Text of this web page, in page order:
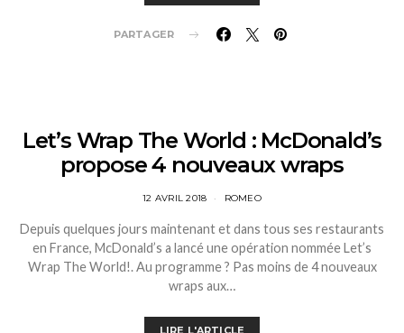
PARTAGER
Let’s Wrap The World : McDonald’s
propose 4 nouveaux wraps
12 AVRIL 2018 ROMEO
Depuis quelques jours maintenant et dans tous ses restaurants
en France, McDonald’s a lancé une opération nommée Let’s
Wrap The World!. Au programme ? Pas moins de 4 nouveaux
wraps aux…
LIRE L'ARTICLE